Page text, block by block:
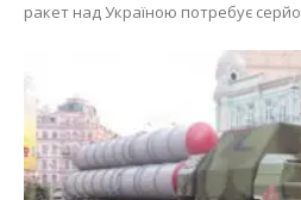
ракет над Україною потребує